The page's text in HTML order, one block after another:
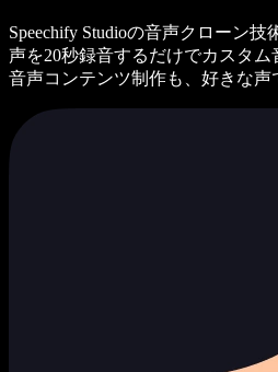
Speechify Studioの音声クローン
声を20秒録音するだけでカスタ
音声コンテンツ制作も、好きな声